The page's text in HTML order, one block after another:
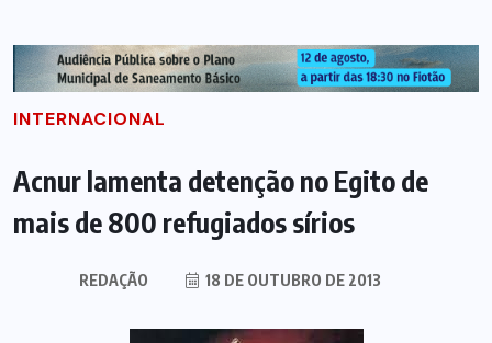
INTERNACIONAL
Acnur lamenta detenção no Egito de
mais de 800 refugiados sírios
REDAÇÃO 18 DE OUTUBRO DE 2013